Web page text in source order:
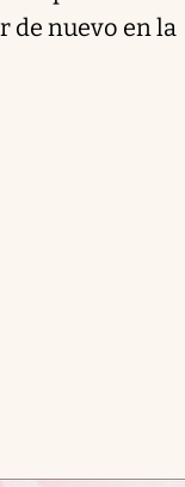
de nuevo en la